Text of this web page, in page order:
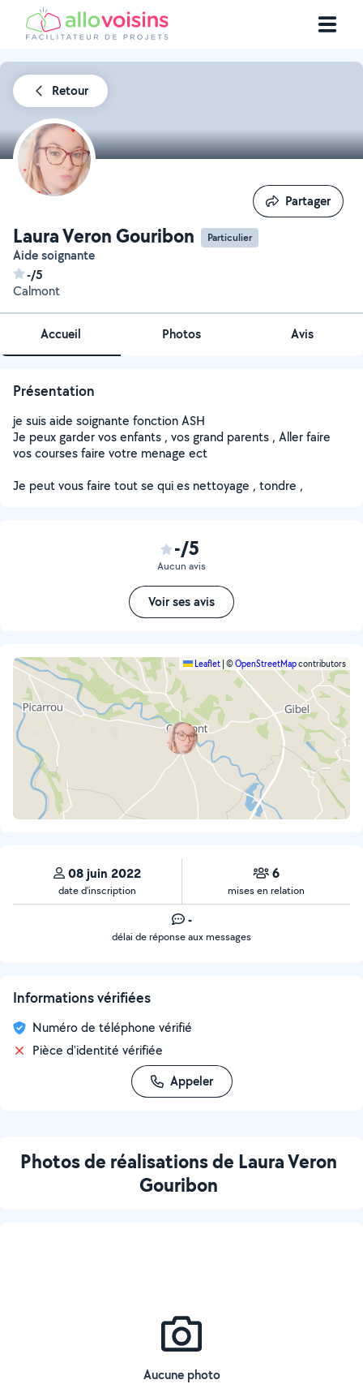
Retour
Laura Veron Gouribon Particulier
Aide soignante
-/5
Calmont
Partager
Partager
Accueil Photos Avis
Présentation
je suis aide soignante fonction ASH
Je peux garder vos enfants , vos grand parents , Aller faire
vos courses faire votre menage ect
Je peut vous faire tout se qui es nettoyage , tondre ,
-/5
Aucun avis
Voir ses avis
Leaflet ©OpenStreetMapcontributors
08 juin 2022
date d’inscription
6
mises en relation
-
délai de réponse aux messages
Informations vérifiées
Numéro de téléphone vérifié
Pièce d'identité vérifiée
Appeler
Photos de réalisations de Laura Veron
Gouribon
Aucune photo